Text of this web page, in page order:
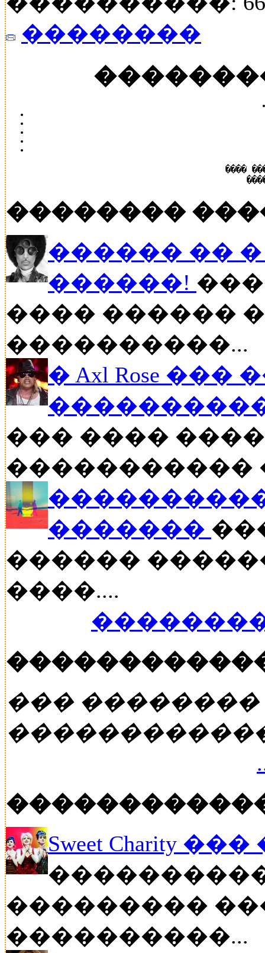
��������
����
��������
������ �� �
������!
���� ������
����������...
� Axl Rose
��� ����
�����������
�������
������
����....
���
Sweet Charity
���������
����������...